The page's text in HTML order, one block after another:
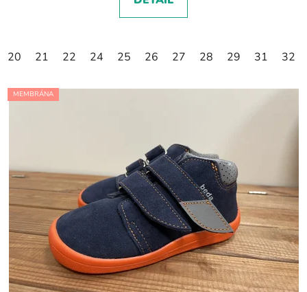
20 21 22 24 25 26 27 28 29 31 32
MEMBRÁNA